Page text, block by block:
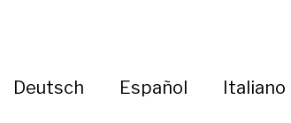
Deutsch Español Italiano